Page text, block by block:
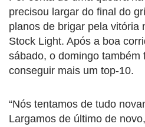
precisou largar do final do
planos de brigar pela vitória
Stock Light. Após a boa
sábado, o domingo também
conseguir mais um top-10.
“Nós tentamos de tudo
Largamos de último de